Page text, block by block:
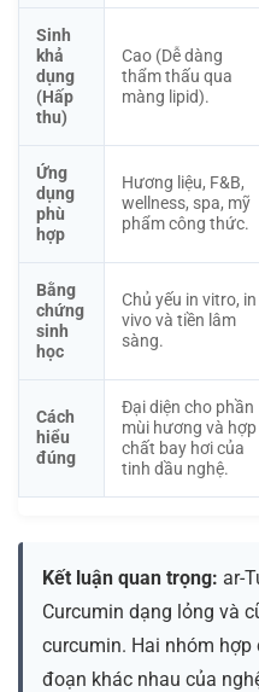
Sinh
khả
dụng
(Hấp
thu)
Cao (Dễ dàng
thẩm thấu qua
màng lipid).
Ứng
dụng
phù
hợp
Hương liệu, F&B,
wellness, spa, mỹ
phẩm công thức.
Bằng
chứng
sinh
học
Chủ yếu in vitro, in
vivo và tiền lâm
sàng.
Cách
hiểu
đúng
Đại diện cho phần
mùi hương và hợp
chất bay hơi của
tinh dầu nghệ.
Kết luận quan trọng: ar-
Curcumin dạng lỏng và
curcumin. Hai nhóm
đoạn khác nhau của